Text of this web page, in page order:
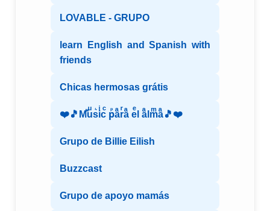
LOVABLE - GRUPO
learn English and Spanish with
friends
Chicas hermosas grátis
❤️🎵Mⷨuͧs͛iͥcͨ рⷬaͣrͬaͣ eͤl aͣlmͫaͣ🎵❤️
Grupo de Billie Eilish
Buzzcast
Grupo de apoyo mamás